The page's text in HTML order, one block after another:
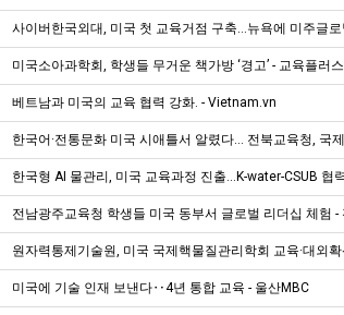
사이버한국외대, 미국 첫 교육거점 구축…뉴욕에 미주글
미국소아과학회, 학생들 무거운 책가방 ‘경고’ - 교육플러스
베트남과 미국의 교육 협력 강화. - Vietnam.vn
한국어·전통문화 미국 시애틀서 알렸다… 전북교육청, 국
한국형 AI 물관리, 미국 교육과정 진출...K-water-CSUB 협
전남광주교육청 학생들 미국 동부서 글로벌 리더십 체험 -
원자력통제기술원, 미국 국제핵물질관리학회 교육·대외확
미국에 기술 인재 보낸다‥4년 통합 교육 - 울산MBC